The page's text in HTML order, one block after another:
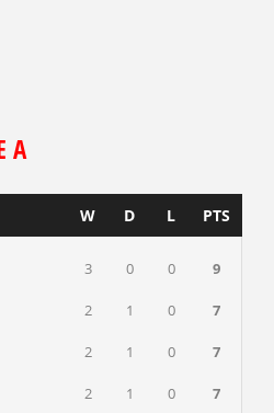
A
W D L PTS
3 0 0 9
2 1 0 7
2 1 0 7
2 1 0 7